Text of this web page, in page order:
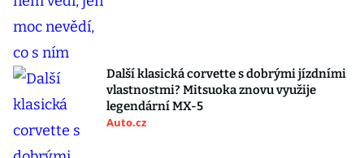
Další klasická corvette s dobrými jízdními
vlastnostmi? Mitsuoka znovu využije
legendární MX-5
Auto.cz